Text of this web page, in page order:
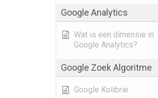
Google Analytics
Wat is een dimensie in
Google Analytics?
Google Zoek Algoritme
Google Kolibrie